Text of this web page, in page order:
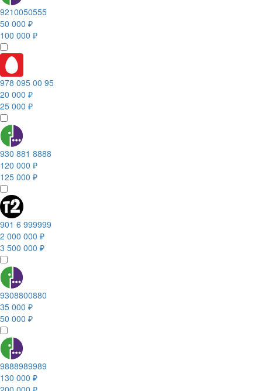
9210050555
50 000 ₽
100 000 ₽
978 095 00 95
20 000 ₽
25 000 ₽
930 881 8888
120 000 ₽
125 000 ₽
901 6 999999
2 000 000 ₽
3 500 000 ₽
9308800880
35 000 ₽
50 000 ₽
9888989989
130 000 ₽